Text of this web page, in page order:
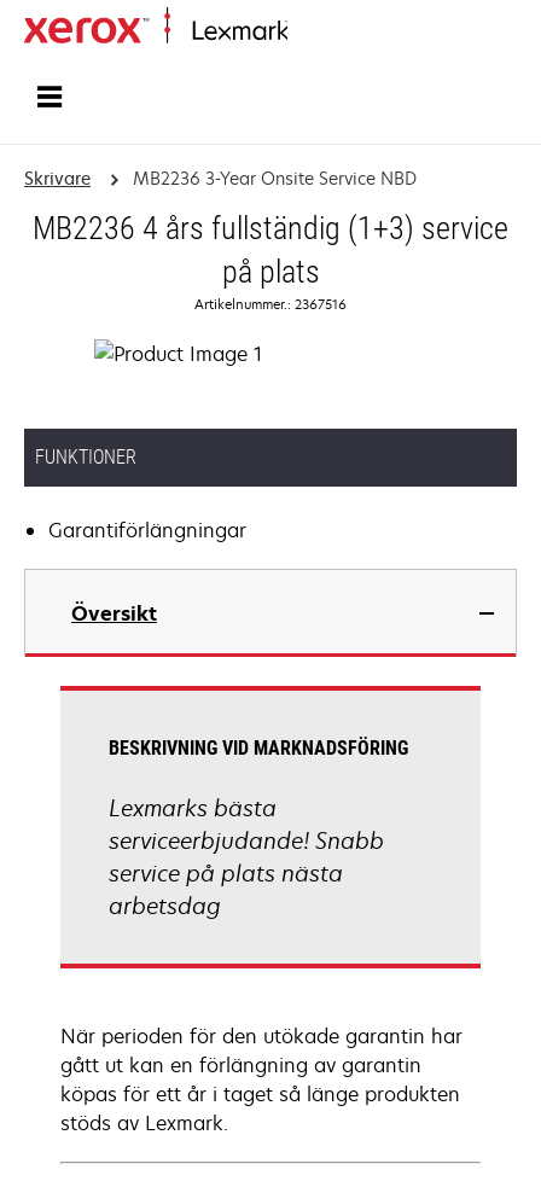
Skrivare MB2236 3-Year Onsite Service NBD
MB2236 4 års fullständig (1+3) service
på plats
Artikelnummer.: 2367516
FUNKTIONER
Garantiförlängningar
Översikt
BESKRIVNING VID MARKNADSFÖRING
Lexmarks bästa
serviceerbjudande! Snabb
service på plats nästa
arbetsdag
När perioden för den utökade garantin har
gått ut kan en förlängning av garantin
köpas för ett år i taget så länge produkten
stöds av Lexmark.